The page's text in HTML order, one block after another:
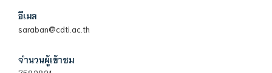
อีเมล
saraban@cdti.ac.th
จำนวนผู้เข้าชม